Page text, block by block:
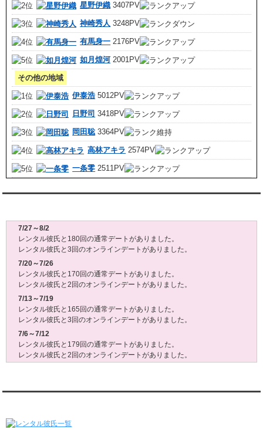
星野伊織 3407PV
神崎秀人 3248PV
有馬身一 2176PV
如月煌河2001PV
その他の地域
伊泰浩 5012PV
日野司 3418PV
岡田聡3364PV
高林アキラ 2574PV
一条零 2511PV
7/27～8/2
レンタル彼氏と180回の通常デートがありました。
レンタル彼氏と3回のオンラインデートがありました。
7/20～7/26
レンタル彼氏と170回の通常デートがありました。
レンタル彼氏と2回のオンラインデートがありました。
7/13～7/19
レンタル彼氏と165回の通常デートがありました。
レンタル彼氏と3回のオンラインデートがありました。
7/6～7/12
レンタル彼氏と179回の通常デートがありました。
レンタル彼氏と2回のオンラインデートがありました。
レンタル彼氏と3回のオンラインデートがありました。
レンタル彼氏と2回のオンラインデートがありました。